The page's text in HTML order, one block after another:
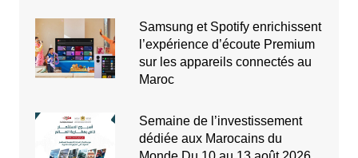
Samsung et Spotify enrichissent
l’expérience d’écoute Premium
sur les appareils connectés au
Maroc
Semaine de l’investissement
dédiée aux Marocains du